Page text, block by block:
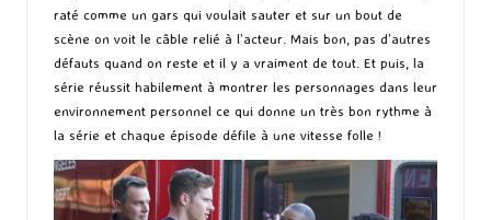
raté comme un gars qui voulait sauter et sur un bout de
scène on voit le câble relié à l’acteur. Mais bon, pas d’autres
défauts quand on reste et il y a vraiment de tout. Et puis, la
série réussit habilement à montrer les personnages dans leur
environnement personnel ce qui donne un très bon rythme à
la série et chaque épisode défile à une vitesse folle !